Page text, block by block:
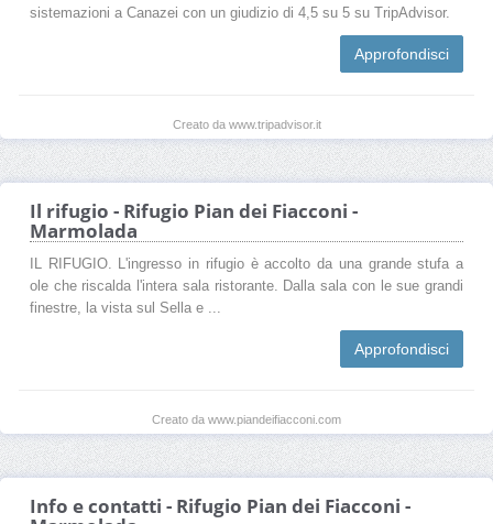
sistemazioni a Canazei con un giudizio di 4,5 su 5 su TripAdvisor.
Approfondisci
Creato da www.tripadvisor.it
Il rifugio - Rifugio Pian dei Fiacconi -
Marmolada
IL RIFUGIO. L'ingresso in rifugio è accolto da una grande stufa a
ole che riscalda l'intera sala ristorante. Dalla sala con le sue grandi
finestre, la vista sul Sella e ...
Approfondisci
Creato da www.piandeifiacconi.com
Info e contatti - Rifugio Pian dei Fiacconi -